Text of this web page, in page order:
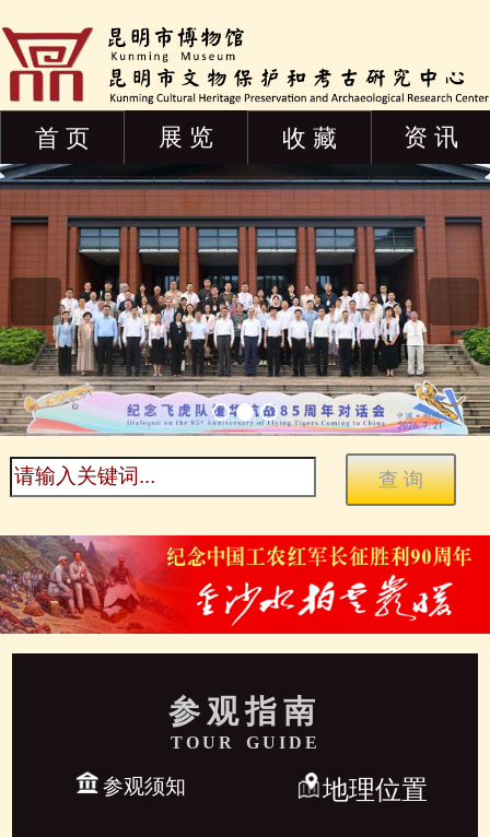
首 页 展 览 收 藏 资 讯
参观指南
TOUR GUIDE
参观须知 地理位置